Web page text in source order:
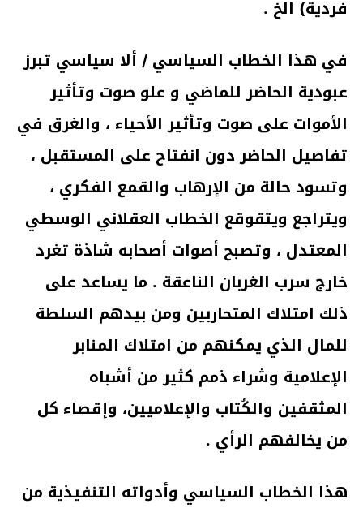
فردية) الخ .
في هذا الخطاب السياسي / ألا سياسي تبرز
عبودية الحاضر للماضي و علو صوت وتأثير
الأموات على صوت وتأثير الأحياء ، والغرق في
تفاصيل الحاضر دون انفتاح على المستقبل ،
وتسود حالة من الإرهاب والقمع الفكري ،
ويتراجع ويتقوقع الخطاب العقلاني الوسطي
المعتدل ، وتصبح أصوات أصحابه شاذة تغرد
خارج سرب الغربان الناعقة . ما يساعد على
ذلك امتلاك المتحاربين ومن بيدهم السلطة
للمال الذي يمكنهم من امتلاك المنابر
الإعلامية وشراء ذمم كثير من أشباه
المثقفين والكُتاب والإعلاميين، وإقصاء كل
من يخالفهم الرأي .
هذا الخطاب السياسي وأدواته التنفيذية من